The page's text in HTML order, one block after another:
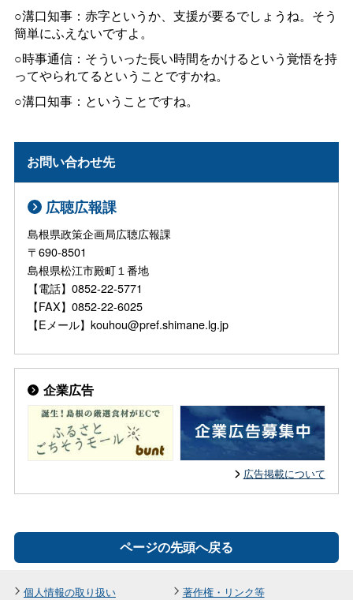
○溝口知事：赤字というか、支援が要るでしょうね。そう
簡単にふえないですよ。
○時事通信：そういった長い時間をかけるという覚悟を持
ってやられてるということですかね。
○溝口知事：ということですね。
お問い合わせ先
広聴広報課
島根県政策企画局広聴広報課
〒690-8501
島根県松江市殿町１番地
【電話】0852-22-5771
【FAX】0852-22-6025
【Eメール】kouhou@pref.shimane.lg.jp
企業広告
広告掲載について
ページの先頭へ戻る
個人情報の取り扱い 著作権・リンク等